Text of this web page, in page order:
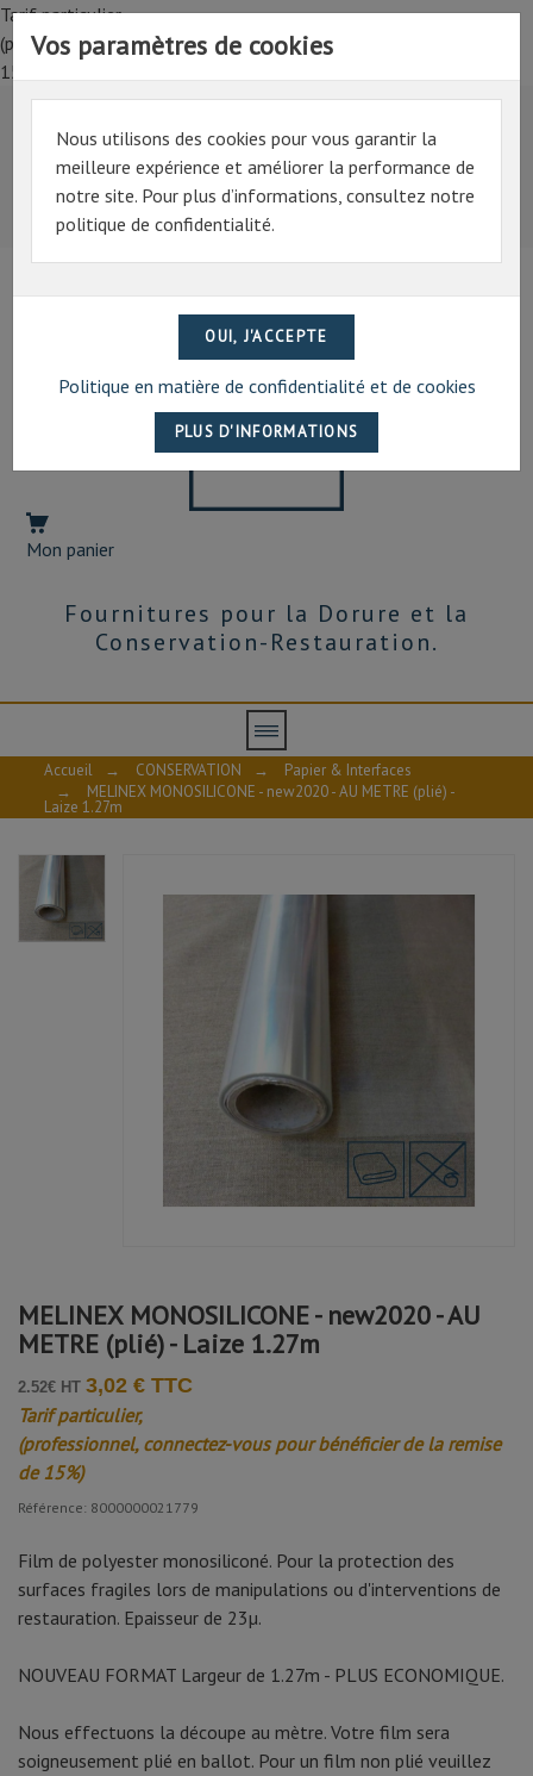
Tarif particulier,
(professionnel, connectez-vous pour bénéficier de la remise de
15%)
Tarif particulier,
(professionnel, connectez-vous pour bénéficier de la
remise de 15%)
07 69 94 13 47
Mon panier
Fournitures pour la Dorure et la
Conservation-Restauration.
Vos paramètres de cookies
Nous utilisons des cookies pour vous garantir la
meilleure expérience et améliorer la performance de
notre site. Pour plus d’informations, consultez notre
politique de confidentialité.
Politique en matière de confidentialité et de cookies
Accueil → CONSERVATION →
Papier & Interfaces
→
MELINEX MONOSILICONE - new2020 - AU METRE (plié) -
Laize 1.27m
MELINEX MONOSILICONE - new2020 - AU
METRE (plié) - Laize 1.27m
2.52€ HT 3,02 € TTC
Tarif particulier,
(professionnel, connectez-vous pour bénéficier de la remise
de 15%)
Référence: 8000000021779
Film de polyester monosiliconé. Pour la protection des
surfaces fragiles lors de manipulations ou d'interventions de
restauration. Epaisseur de 23µ.
NOUVEAU FORMAT Largeur de 1.27m - PLUS ECONOMIQUE.
Nous effectuons la découpe au mètre. Votre film sera
soigneusement plié en ballot. Pour un film non plié veuillez
MELINEX-FT
10
Publié le 30/11/2025 à 14:39 (Date de commande : 16/11/2025)
Publié le 26/03/2025 à 10:41(Date de commande : 28/02/2025)
Qualitatif.